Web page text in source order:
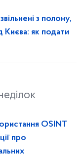
з полону,
Києва: як подати
OSINT
про